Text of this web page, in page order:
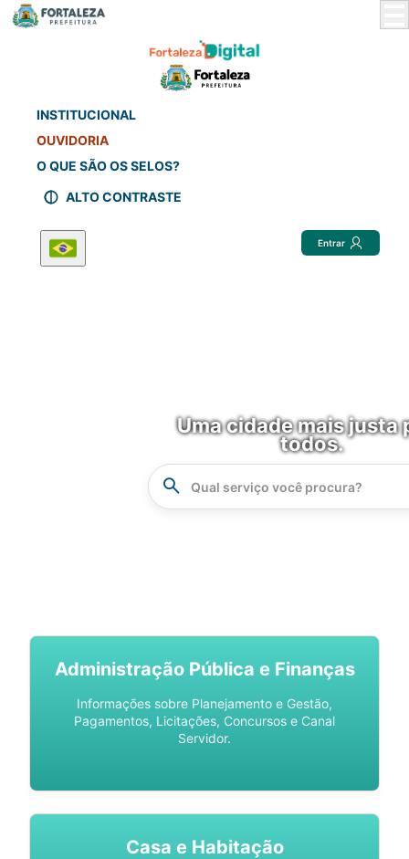
INSTITUCIONAL
OUVIDORIA
O QUE SÃO OS SELOS?
ALTO CONTRASTE
Entrar
Uma cidade mais justa
todos.
Administração Pública e Finanças
Informações sobre Planejamento e Gestão,
Pagamentos, Licitações, Concursos e Canal
Servidor.
Casa e Habitação